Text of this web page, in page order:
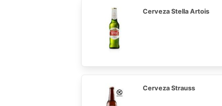
Cerveza Stella Artois
Cerveza Strauss